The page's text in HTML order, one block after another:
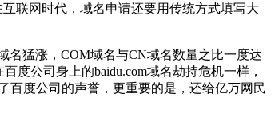
联网时代，域名申请还要用传统方式填写大
名猛涨，COM域名与CN域名数量之比一度达
度公司身上的baidu.com域名劫持危机一样，
百度公司的声誉，更重要的是，还给亿万网民